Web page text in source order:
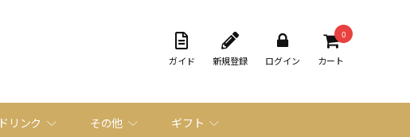
ガイド 新規登録 ログイン
0
カート
ドリンク その他 ギフト